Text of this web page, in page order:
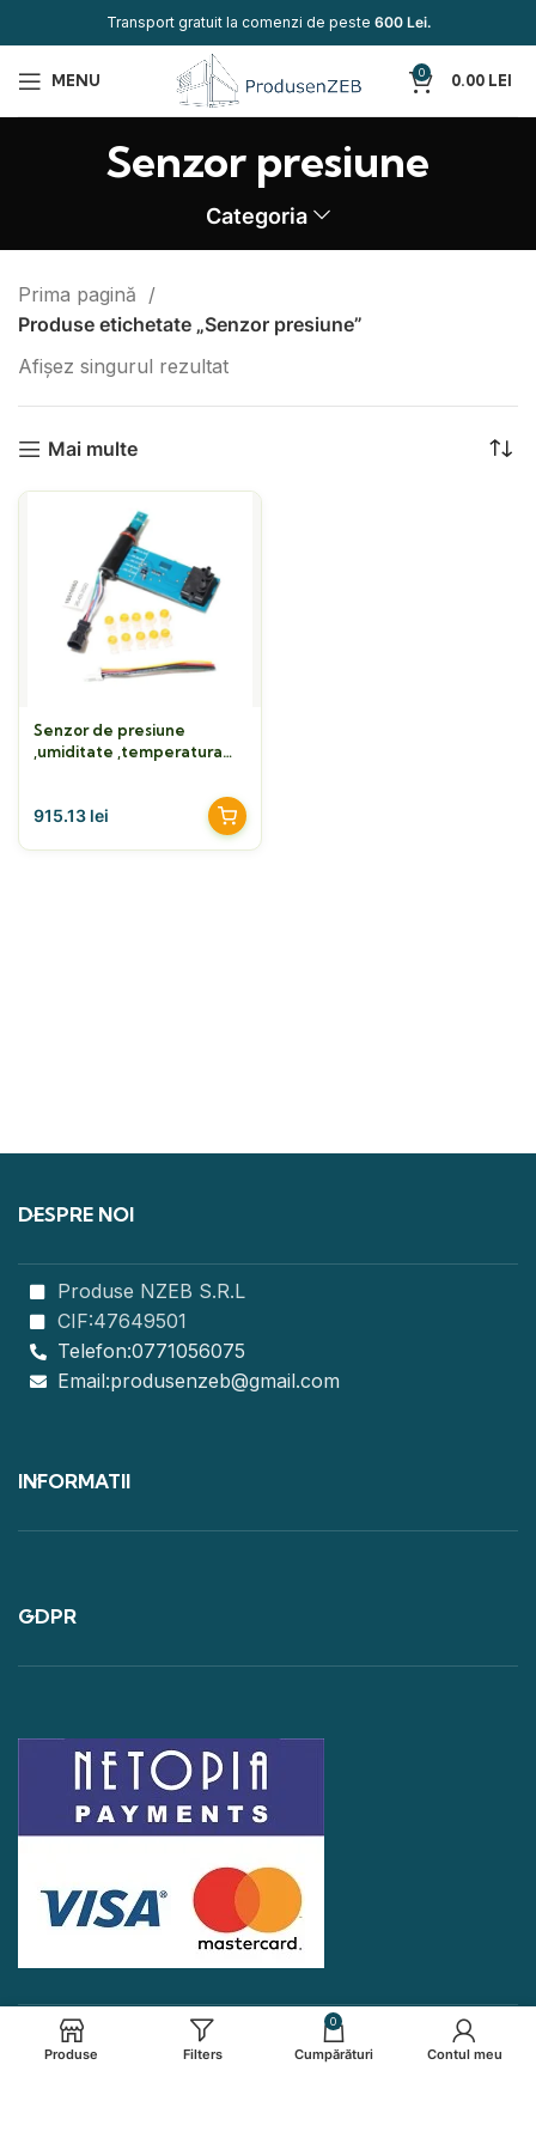
Transport gratuit la comenzi de peste 600 Lei.
MENU 0 0.00 LEI
Senzor presiune
Categoria
Prima pagină
Produse etichetate „Senzor presiune”
Afișez singurul rezultat
Mai multe
Senzor de presiune
,umiditate ,temperatura
senzor 22 – 12)
915.13 lei
DESPRE NOI
Produse NZEB S.R.L
CIF:47649501
Telefon:0771056075
Email:produsenzeb@gmail.com
INFORMATII
GDPR
Produse Filters
0
Cumpărături Contul meu